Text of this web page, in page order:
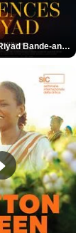
Les Silences de Riyad Bande-annonce VO STFR